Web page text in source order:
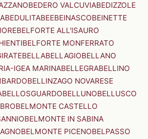
BEDERO VALCUVIABEDIZZOLE
BEDULITABEEBEINASCOBEINETTE
BELFORTE ALL'ISAURO
BELFORTE MONFERRATO
BELLABELLAGIOBELLANO
IGEA MARINABELLEGRABELLINO
BELLINZAGO NOVARESE
BELLOSGUARDOBELLUNOBELLUSCO
BELMONTE CASTELLO
BELMONTE IN SABINA
BELMONTE PICENOBELPASSO